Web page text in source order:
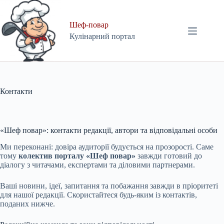
content
Шеф-повар
Кулінарний портал
Контакти
«Шеф повар»: контакти редакції, автори та відповідальні особи
Ми переконані: довіра аудиторії будується на прозорості. Саме
тому колектив порталу «Шеф повар» завжди готовий до
діалогу з читачами, експертами та діловими партнерами.
Ваші новини, ідеї, запитання та побажання завжди в пріоритеті
для нашої редакції. Скористайтеся будь-яким із контактів,
поданих нижче.